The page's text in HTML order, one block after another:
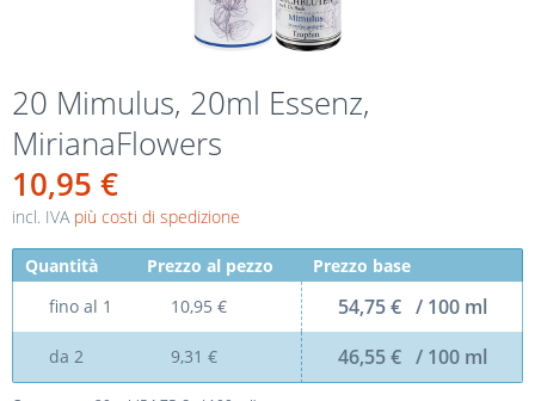
20 Mimulus, 20ml Essenz,
MirianaFlowers
10,95 €
incl. IVA più costi di spedizione
Quantità Prezzo al pezzo
Prezzo base
fino al 1 10,95 € 54,75 € / 100 ml
da 2 9,31 € 46,55 € / 100 ml